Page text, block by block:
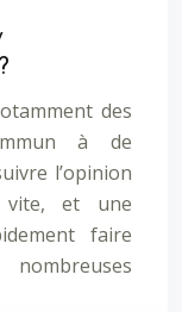
des
à de
l’opinion
vite, et une
faire